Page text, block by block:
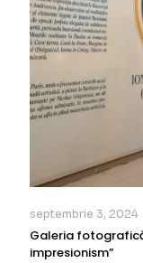
septembrie 3, 2024
Galeria
impresionism”